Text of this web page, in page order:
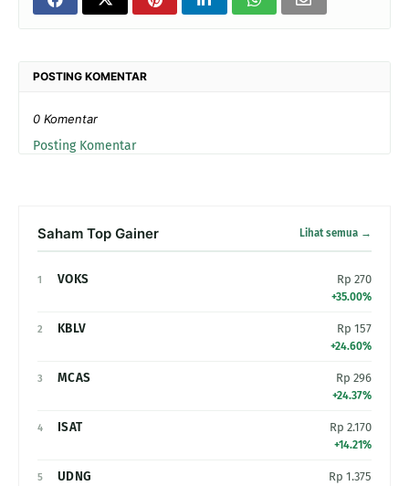
POSTING KOMENTAR
0 Komentar
Posting Komentar
Saham Top Gainer Lihat semua →
1 VOKS Rp 270
+35.00%
2 KBLV Rp 157
+24.60%
3 MCAS Rp 296
+24.37%
4 ISAT Rp 2.170
+14.21%
5 UDNG Rp 1.375